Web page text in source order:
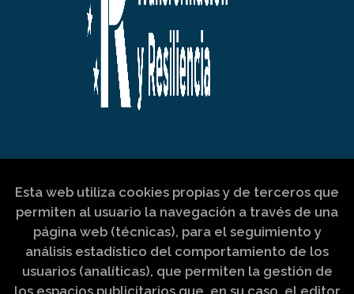
Esta web utiliza cookies propias y de terceros que
permiten al usuario la navegación a través de una
página web (técnicas), para el seguimiento y
análisis estadístico del comportamiento de los
usuarios (analíticas), que permiten la gestión de
los espacios publicitarios que, en su caso, el editor